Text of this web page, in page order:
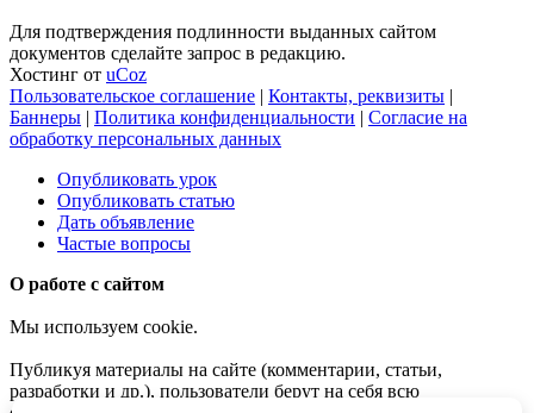
Для подтверждения подлинности выданных сайтом
документов сделайте запрос в редакцию.
Хостинг от uCoz
Пользовательское соглашение | Контакты, реквизиты |
Баннеры | Политика конфиденциальности | Согласие на
обработку персональных данных
Опубликовать урок
Опубликовать статью
Дать объявление
Частые вопросы
О работе с сайтом
Мы используем cookie.
Публикуя материалы на сайте (комментарии, статьи,
разработки и др.), пользователи берут на себя всю